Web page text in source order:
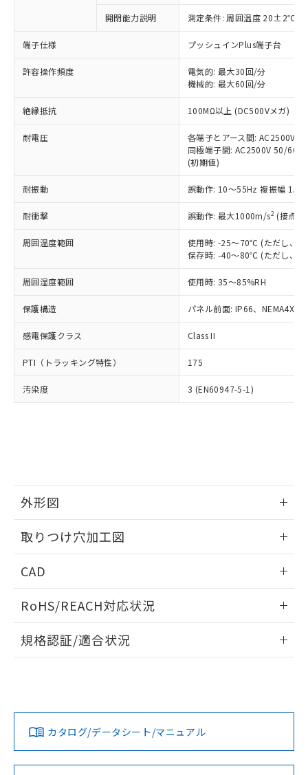
開閉能力説明 測定条件: 周囲温度 20±2℃、
端子仕様 プッシュインPlus端子台
許容操作頻度
電気的: 最大30回/分
機械的: 最大60回/分
絶縁抵抗 100MΩ以上 (DC500Vメガ)
耐電圧
各端子とアース間: AC2500V
同極端子間: AC2500V 50/
(初期値)
耐振動 誤動作: 10～55Hz 複振幅
耐衝撃 誤動作: 最大1000m/s2 (接点
周囲温度範囲
使用時: -25～70℃ (ただし、氷
保存時: -40～80℃ (ただし、氷
周囲湿度範囲 使用時: 35～85%RH
保護構造 パネル前面: IP66、NEMA4X,
感電保護クラス Class II
PTI（トラッキング特性） 175
汚染度 3 (EN60947-5-1)
外形図
取りつけ穴加工図
CAD
ドすることができます。
ログイン/会員登録
ダウンロードデータをご利用いただく前に、以下を必ずお読
みください。
ソフトウェアの使用条件
RoHS/REACH対応状況
EU RoHS 注意事項・凡例
対応済み
規格認証/適合状況
カタログ/データシート/マニュアル
以下の条件をお読みいただき、同意のうえ
ご利用ください。
本サービスは、当社制御機器事業取扱
商品の当社在庫状況および標準価格
当社制御機器事業取扱商品の中には、
本サービスの対象外となる商品もある
ことをご了承ください。
在庫状況および標準価格照会結果は、
記載している更新日時点での社内デー
タに基づき作成されるものであり、閲
覧された時点での実際の在庫および標
準価格とは異なる場合があることをご
正式な納期状況および標準価格はお客
様のお取引先、またはお客様担当のオ
ムロン制御機器販売店・当社販売員に
オムロン制御機器販売店や当社販売拠
販売ネットワーク
」をご確認
ください。
在庫状況および標準価格結果を当社の
事前の承諾なく第三者に漏洩または開
マイパーツ機能（部品リスト作成サー
および当社の共同利用者が、当社の製
※当社の共同利用者とは、
の共同利用に関して"
の「1.共同利
対応予定なし：EU RoHS指令（10物質）の
非含有に非対応の商品で、対応品を出す予
定はありません。
調査・確認中：EU RoHS指令（10物質）の
非含有の対応状況を調査中または確認中の
非該当品：ライセンス料など無形物で、有
害物質有無と関係のない商品です。
いたものが、含有品と判明した場合などや
むを得ず変更することがあります。
六価クロム(Cr(Ⅵ)) 1000ppm以下、ポリ臭化ビフェニル
類(PBB) 1000ppm以下、ポリ臭化ジフェニルエーテル類
(PBDE) 1000ppm以下、フタル酸ビス(2-エチルヘキシ
ル) (DEHP)(別名：DOP) 1000ppm以下、フタル酸ブチ
ルベンジル（BBP） 1000ppm以下、フタル酸ジブチル
（DBP） 1000ppm以下、フタル酸ジイソブチル
(DIBP) 1000ppm以下
フタル酸エステル類の４物質については閾値を超える意
図的な使用がないことを確認しています。
※2 対応予定月
部品在庫の切り替え状況などにより、予定
月が前後することがあります。
とができます。
EU RoHS指令（10物質）の非含有証明書
ものではありません。
また、RoHS指令のフタル酸エステル類４
物質の対応では、対応完了までの期間は出
荷製品に未対応品が混在することから備考
欄に対応日を記載しておりました。
※1 中国RoHS○×表
「○」：最大均質材料含有率が中国RoHSの
基準値以下であることを示します。
「×」：最大均質材料含有率が中国RoHSの
基準値を超えていることを示します。
「－」：未確認です。当社販売部門へお問
*中国RoHS10物質の基準値 (GB/T26572)：
Pb(鉛) :1000ppm、 Hg(水銀) : 1000ppm、 Cd(カドミウ
Cr(Ⅵ)(六価クロム) : 1000ppm、 PBBs(ポリ臭化ビフェ
ニル類) : 1000ppm、 PBDEs(ポリ臭化ジフェニルエーテ
DBP(フタル酸ジブチル) : 1000ppm、 DIBP(フタル酸ジ
イソブチル) : 1000ppm、 BBP(フタル酸ブチルベンジ
ル) : 1000ppm、
DEHP(フタル酸ビス(2-エチルヘキシル)) : 1000ppm
※2 環境保護使用期限
「ｅ」：有害物質（10物質）のすべてが基
準値以下であることを示します。
「10」：通常の使用状況下において有害物
質が外部に漏えいし、環境に深刻な影響を
当社は、これら貴社製品のうち、外国
為替および外国貿易法に定める商品
（以下｢規制貨物等」という）を輸出
または国外への提供する場合は、日本
国政府の輸出許可(または役務取引許
可)を取得するなどの必要な手続きを
当社は規制貨物を破棄する場合は、完
全に破砕するなど、違法に輸出されな
いよう必要な手段を講じます。
ル、化学兵器、生物兵器またはその他
武器並びにこれらの製造装置等に一切
使用いたしません。
当社は、貴社製品を第三者に販売する
場合は、上記1、2および3の内容を当
該第三者に通知します。また当社は、
販売先および販売に係わる関係者が違
法に輸出するおそれがある場合は、取
○ 一定数以上の在庫あり
一定数には満たないが在庫あり
在庫なし(最新の在庫状況につ
いては、お客様のお取引先、ま
たはお客様担当のオムロン制御
機器販売店・当社販売員にご確
認ください)
受注生産機種、また在庫状況の